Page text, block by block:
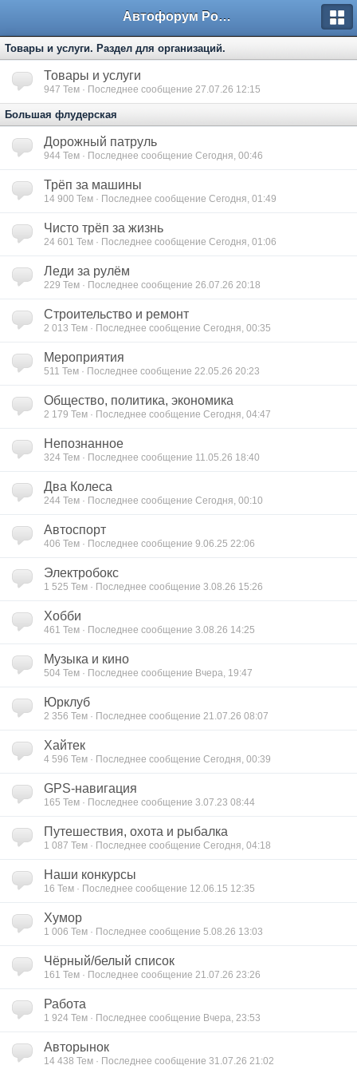
Автофорум Ростова-на-Дону
Товары и услуги. Раздел для организаций.
Товары и услуги
947 Тем · Последнее сообщение 27.07.26 12:15
Большая флудерская
Дорожный патруль
944 Тем · Последнее сообщение Сегодня, 00:46
Трёп за машины
14 900 Тем · Последнее сообщение Сегодня, 01:49
Чисто трёп за жизнь
24 601 Тем · Последнее сообщение Сегодня, 01:06
Леди за рулём
229 Тем · Последнее сообщение 26.07.26 20:18
Строительство и ремонт
2 013 Тем · Последнее сообщение Сегодня, 00:35
Мероприятия
511 Тем · Последнее сообщение 22.05.26 20:23
Общество, политика, экономика
2 179 Тем · Последнее сообщение Сегодня, 04:47
Непознанное
324 Тем · Последнее сообщение 11.05.26 18:40
Два Колеса
244 Тем · Последнее сообщение Сегодня, 00:10
Автоспорт
406 Тем · Последнее сообщение 9.06.25 22:06
Электробокс
1 525 Тем · Последнее сообщение 3.08.26 15:26
Хобби
461 Тем · Последнее сообщение 3.08.26 14:25
Музыка и кино
504 Тем · Последнее сообщение Вчера, 19:47
Юрклуб
2 356 Тем · Последнее сообщение 21.07.26 08:07
Хайтек
4 596 Тем · Последнее сообщение Сегодня, 00:39
GPS-навигация
165 Тем · Последнее сообщение 3.07.23 08:44
Путешествия, охота и рыбалка
1 087 Тем · Последнее сообщение Сегодня, 04:18
Наши конкурсы
16 Тем · Последнее сообщение 12.06.15 12:35
Хумор
1 006 Тем · Последнее сообщение 5.08.26 13:03
Чёрный/белый список
161 Тем · Последнее сообщение 21.07.26 23:26
Работа
1 924 Тем · Последнее сообщение Вчера, 23:53
Авторынок
14 438 Тем · Последнее сообщение 31.07.26 21:02